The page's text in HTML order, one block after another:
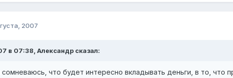
2007
в 07:38, Александр сказал:
сомневаюсь, что будет интересно вкладывать деньги, в то, что